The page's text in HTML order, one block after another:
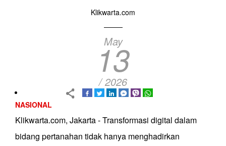
Klikwarta.com
May
13
/ 2026
NASIONAL
Klikwarta.com, Jakarta - Transformasi digital dalam
bidang pertanahan tidak hanya menghadirkan